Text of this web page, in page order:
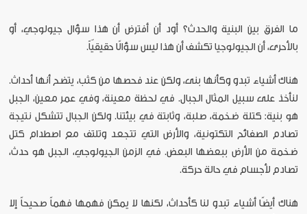
ما الفرق بين البنية والحدث؟ أود أن أفترض أن هذا سؤال جيولوجي، أو
بالأحرى، أن الجيولوجيا تكشف أن هذا ليس سؤالًا حقيقيّاً.
هناك أشياء تبدو وكأنها بنى، ولكن عند فحصها من كثب، يتضح أنها أحداث.
لنأخذ على سبيل المثال الجبال. في لحظة معينة، وفي عمر معين، الجبل
هو بنية: كتلة ضخمة، صلبة، وثابتة في بيئتنا. ولكن الجبال تتشكل نتيجة
تصادم الصفائح التكتونية، والأرض التي تتجعد وتلتف مع اصطدام كتل
ضخمة من الأرض ببعضها البعض. في الزمن الجيولوجي، الجبل هو حدث،
تصادم لأجسام في حالة حركة.
هناك أيضًا أشياء تبدو لنا كأحداث، لكنها لا يمكن فهمها فهماً صحيحاً إلا